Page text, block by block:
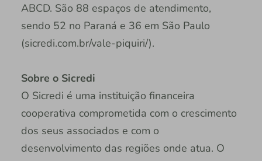
ABCD. São 88 espaços de atendimento,
sendo 52 no Paraná e 36 em São Paulo
(sicredi.com.br/vale-piquiri/).
Sobre o Sicredi
O Sicredi é uma instituição financeira
cooperativa comprometida com o crescimento
dos seus associados e com o
desenvolvimento das regiões onde atua. O